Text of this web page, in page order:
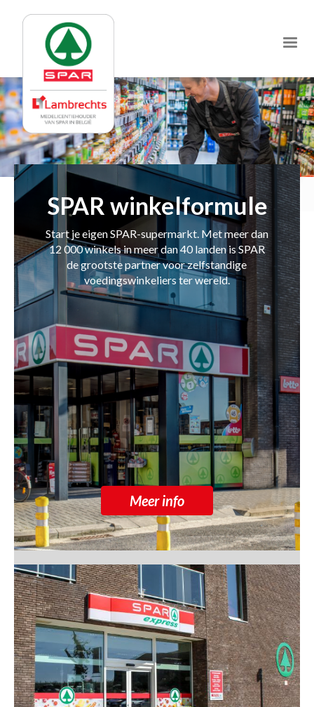
Jump
to
navigation
SPAR winkelformule
Start je eigen SPAR-supermarkt. Met meer dan
12 000 winkels in meer dan 40 landen is SPAR
de grootste partner voor zelfstandige
voedingswinkeliers ter wereld.
Meer info